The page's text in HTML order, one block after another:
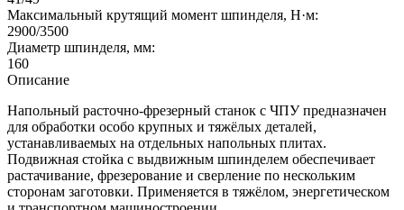
Максимальный крутящий момент шпинделя, Н·м:
2900/3500
Диаметр шпинделя, мм:
160
Описание
Напольный расточно-фрезерный станок с ЧПУ предназначен
для обработки особо крупных и тяжёлых деталей,
устанавливаемых на отдельных напольных плитах.
Подвижная стойка с выдвижным шпинделем обеспечивает
растачивание, фрезерование и сверление по нескольким
сторонам заготовки. Применяется в тяжёлом, энергетическом